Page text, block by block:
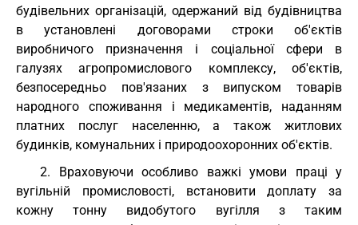
будівельних організацій, одержаний від будівництва
в установлені договорами строки об'єктів
виробничого призначення і соціальної сфери в
галузях агропромислового комплексу, об'єктів,
безпосередньо пов'язаних з випуском товарів
народного споживання і медикаментів, наданням
платних послуг населенню, а також житлових
будинків, комунальних і природоохоронних об'єктів.
2. Враховуючи особливо важкі умови праці у
вугільній промисловості, встановити доплату за
кожну тонну видобутого вугілля з таким